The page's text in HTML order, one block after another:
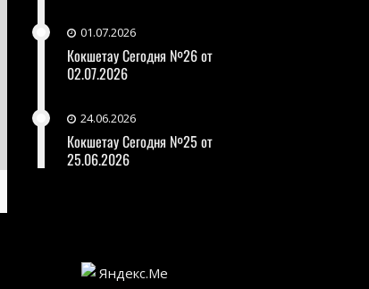
01.07.2026
Кокшетау Сегодня №26 от
02.07.2026
24.06.2026
Кокшетау Сегодня №25 от
25.06.2026